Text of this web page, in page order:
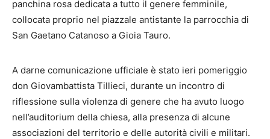
panchina rosa dedicata a tutto il genere femminile,
collocata proprio nel piazzale antistante la parrocchia di
San Gaetano Catanoso a Gioia Tauro.
A darne comunicazione ufficiale è stato ieri pomeriggio
don Giovambattista Tillieci, durante un incontro di
riflessione sulla violenza di genere che ha avuto luogo
nell’auditorium della chiesa, alla presenza di alcune
associazioni del territorio e delle autorità civili e militari.